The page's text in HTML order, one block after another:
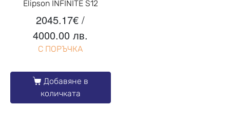
Elipson INFINITE S12
2045.17€ /
4000.00 лв.
С ПОРЪЧКА
Добавяне в
количката